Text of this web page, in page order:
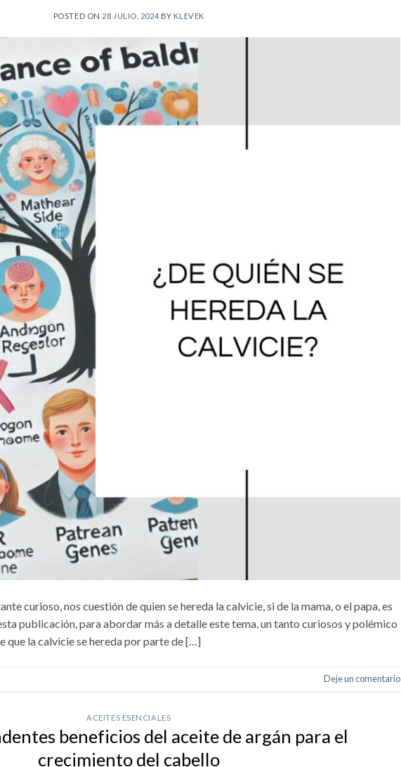
POSTED ON 28 JULIO, 2024 BY KLEVEK
curioso, nos cuestión de quien se hereda la calvicie, si de la mama, o el papa, es
publicación, para abordar más a detalle este tema, un tanto curiosos y polémico
que la calvicie se hereda por parte de […]
Deje un comentario
ACEITES ESENCIALES
beneficios del aceite de argán para el
crecimiento del cabello